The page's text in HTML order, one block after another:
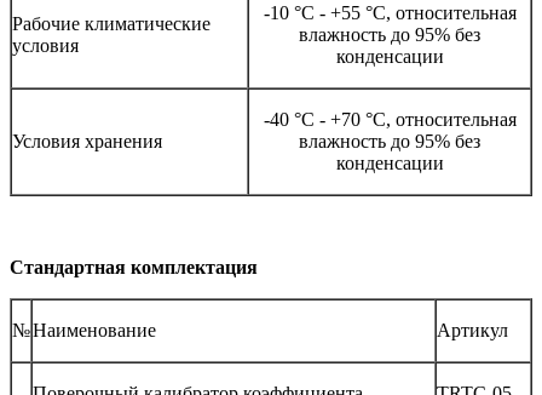
Рабочие климатические
условия
-10 °С - +55 °С, относительная
влажность до 95% без
конденсации
Условия хранения
-40 °С - +70 °С, относительная
влажность до 95% без
конденсации
Стандартная комплектация
№Наименование Артикул